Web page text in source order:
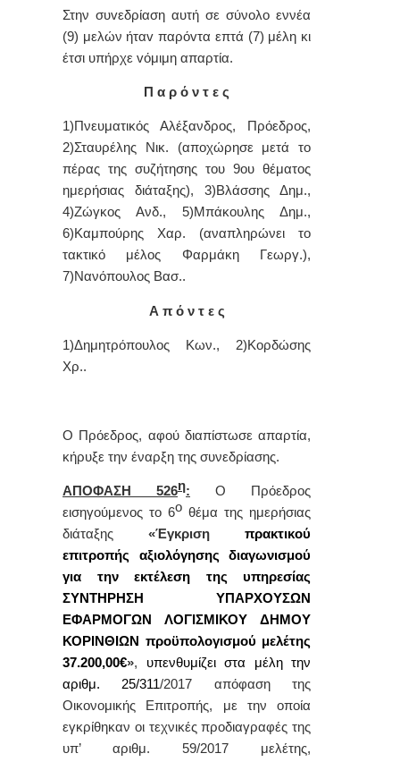
Στην συvεδρίαση αυτή σε σύνολο εννέα
(9) μελών ήταv παρόvτα επτά (7) μέλη κι
έτσι υπήρχε vόμιμη απαρτία.
Π α ρ ό ν τ ε ς
1)Πνευματικός Αλέξανδρος, Πρόεδρoς,
2)Σταυρέλης Νικ. (αποχώρησε μετά το
πέρας της συζήτησης του 9ου θέματος
ημερήσιας διάταξης), 3)Βλάσσης Δημ.,
4)Ζώγκος Ανδ., 5)Μπάκουλης Δημ.,
6)Καμπούρης Χαρ. (αναπληρώνει το
τακτικό μέλος Φαρμάκη Γεωργ.),
7)Νανόπουλος Βασ..
Α π ό ν τ ε ς
1)Δημητρόπουλος Κων., 2)Κορδώσης
Χρ..
Ο Πρόεδρος, αφού διαπίστωσε απαρτία,
κήρυξε την έναρξη της συνεδρίασης.
ΑΠΟΦΑΣΗ 526η:
Ο Πρόεδρος
εισηγούμενος το 6ο θέμα της ημερήσιας
διάταξης «Έγκριση
πρακτικού
επιτροπής αξιολόγησης διαγωνισμού
για την εκτέλεση της υπηρεσίας
ΣΥΝΤΗΡΗΣΗ ΥΠΑΡΧΟΥΣΩΝ
ΕΦΑΡΜΟΓΩΝ ΛΟΓΙΣΜΙΚΟΥ ΔΗΜΟΥ
ΚΟΡΙΝΘΙΩΝ προϋπολογισμού μελέτης
37.200,00€»,
υπενθυμίζει στα μέλη την
αριθμ. 25/311/2017 απόφαση της
Οικονομικής Επιτροπής, με την οποία
εγκρίθηκαν οι τεχνικές προδιαγραφές της
υπ’ αριθμ. 59/2017 μελέτης,